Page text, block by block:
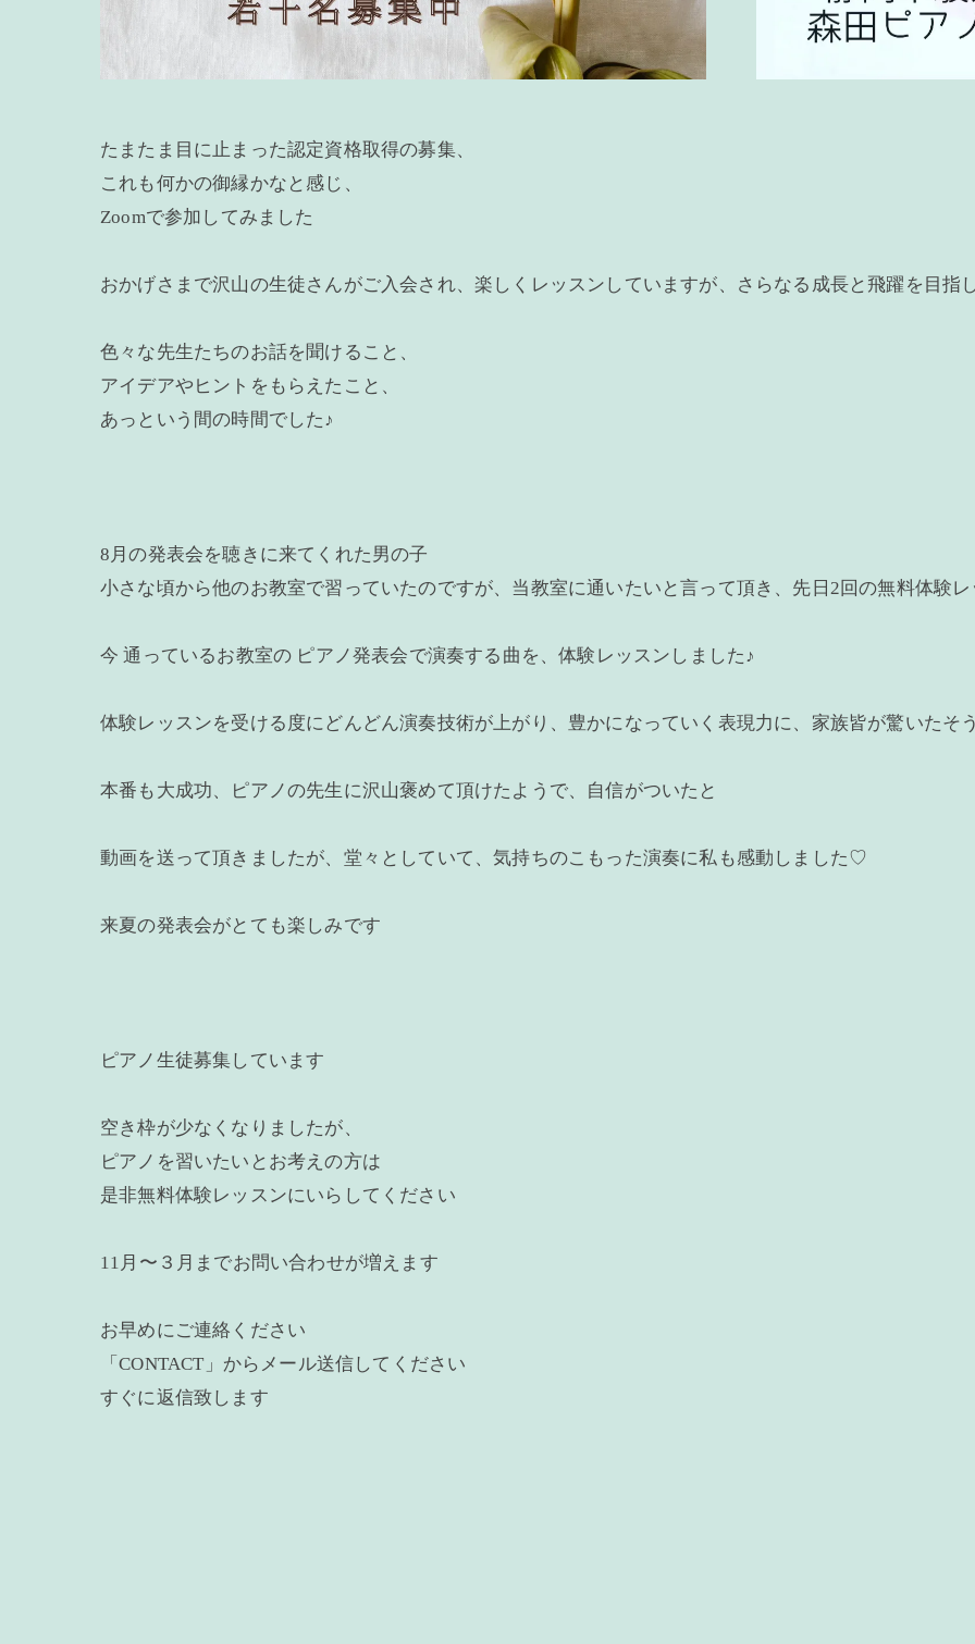
たまたま目に止まった認定資格取得の募集、
これも何かの御縁かなと感じ、
Zoomで参加してみました
おかげさまで沢山の生徒さんがご入会され、楽しくレッスンしていますが、さらなる成長と飛躍を目指
色々な先生たちのお話を聞けること、
アイデアやヒントをもらえたこと、
あっという間の時間でした♪
8月の発表会を聴きに来てくれた男の子
小さな頃から他のお教室で習っていたのですが、当教室に通いたいと言って頂き、先日2回の無料体験
今 通っているお教室の ピアノ発表会で演奏する曲を、体験レッスンしました♪
体験レッスンを受ける度にどんどん演奏技術が上がり、豊かになっていく表現力に、家族皆が驚いたそ
本番も大成功、ピアノの先生に沢山褒めて頂けたようで、自信がついたと
動画を送って頂きましたが、堂々としていて、気持ちのこもった演奏に私も感動しました♡
来夏の発表会がとても楽しみです
ピアノ生徒募集しています
空き枠が少なくなりましたが、
ピアノを習いたいとお考えの方は
是非無料体験レッスンにいらしてください
11月〜３月までお問い合わせが増えます
お早めにご連絡ください
「CONTACT」からメール送信してください
すぐに返信致します